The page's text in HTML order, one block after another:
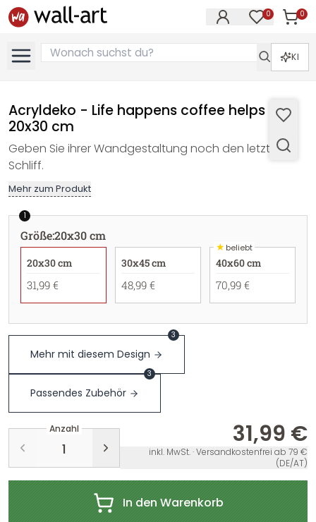
0 0
KI
Acryldeko - Life happens coffee helps -
20x30 cm
Geben Sie ihrer Wandgestaltung noch den letzten
Schliff.
Mehr zum Produkt
1
Größe:20x30 cm
20x30 cm
31,99 €
30x45 cm
48,99 €
★beliebt
40x60 cm
70,99 €
Mehr mit diesem Design
3
Passendes Zubehör
3
Anzahl 31,99 €
inkl. MwSt. · Versandkostenfrei ab 79 €
(DE/AT)
In den Warenkorb